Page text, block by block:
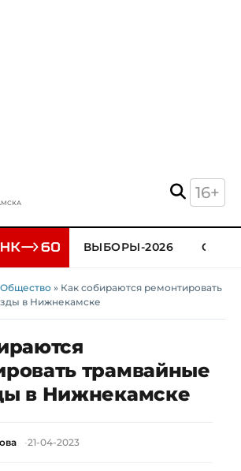
16+
ВЫБОРЫ-2026
Общество » Как собираются ремонтировать
в Нижнекамске
трамвайные
в Нижнекамске
21-04-2023